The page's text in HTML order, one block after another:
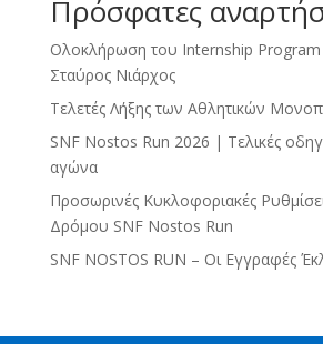
Πρόσφατες
Ολοκλήρωση του Internship Program
Σταύρος Νιάρχος
Τελετές Λήξης των Αθλητικών
SNF Nostos Run 2026 | Τελικές
αγώνα
Προσωρινές Κυκλοφοριακές
Δρόμου SNF Nostos Run
SNF NOSTOS RUN – Οι Εγγραφές